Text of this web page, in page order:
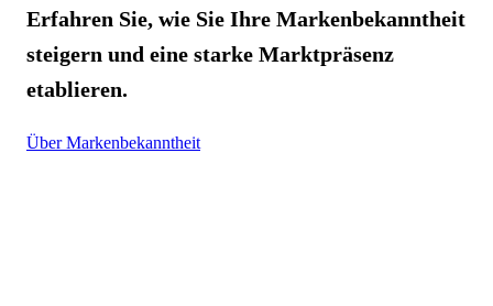
Erfahren Sie, wie Sie Ihre Markenbekanntheit
steigern und eine starke Marktpräsenz
etablieren.
Über Markenbekanntheit